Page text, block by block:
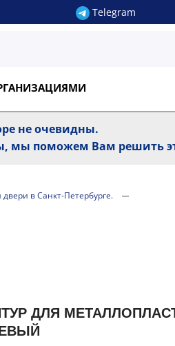
Telegram
не очевидны.
мы поможем Вам решить
двери в Санкт-Петербурге.
ДЛЯ